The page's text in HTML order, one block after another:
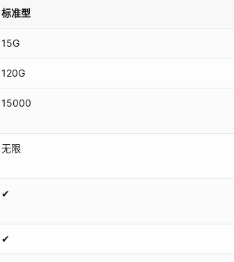
标准型
15G
120G
15000
无限
✔
✔